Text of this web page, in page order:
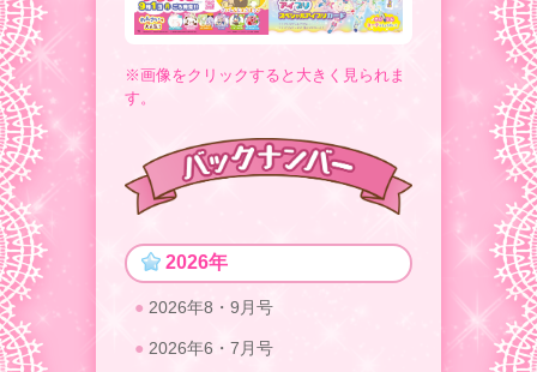
※画像をクリックすると大きく見られま
す。
2026年
2026年8・9月号
2026年6・7月号